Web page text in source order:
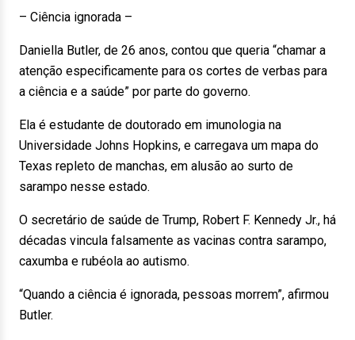
– Ciência ignorada –
Daniella Butler, de 26 anos, contou que queria “chamar a
atenção especificamente para os cortes de verbas para
a ciência e a saúde” por parte do governo.
Ela é estudante de doutorado em imunologia na
Universidade Johns Hopkins, e carregava um mapa do
Texas repleto de manchas, em alusão ao surto de
sarampo nesse estado.
O secretário de saúde de Trump, Robert F. Kennedy Jr., há
décadas vincula falsamente as vacinas contra sarampo,
caxumba e rubéola ao autismo.
“Quando a ciência é ignorada, pessoas morrem”, afirmou
Butler.